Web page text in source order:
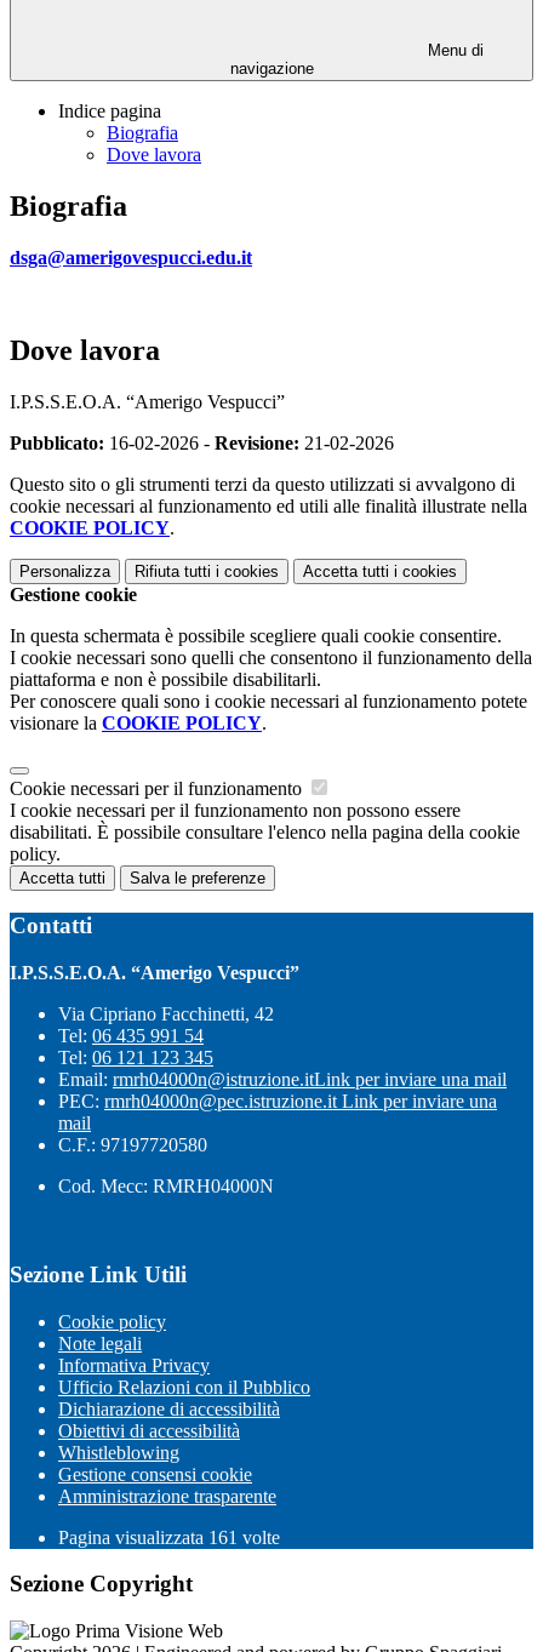
Menu di
navigazione
Indice pagina
Biografia
Dove lavora
Biografia
dsga@amerigovespucci.edu.it
Dove lavora
I.P.S.S.E.O.A. “Amerigo Vespucci”
Pubblicato: 16-02-2026 - Revisione: 21-02-2026
Questo sito o gli strumenti terzi da questo utilizzati si avvalgono di
cookie necessari al funzionamento ed utili alle finalità illustrate nella
COOKIE POLICY.
Personalizza Rifiuta tutti i cookies Accetta tutti i cookies
Gestione cookie
In questa schermata è possibile scegliere quali cookie consentire.
I cookie necessari sono quelli che consentono il funzionamento della
piattaforma e non è possibile disabilitarli.
Per conoscere quali sono i cookie necessari al funzionamento potete
visionare la COOKIE POLICY.
Cookie necessari per il funzionamento
I cookie necessari per il funzionamento non possono essere
disabilitati. È possibile consultare l'elenco nella pagina della cookie
policy.
Accetta tutti Salva le preferenze
Contatti
I.P.S.S.E.O.A. “Amerigo Vespucci”
Via Cipriano Facchinetti, 42
Tel: 06 435 991 54
Tel: 06 121 123 345
Email: rmrh04000n@istruzione.itLink per inviare una mail
PEC: rmrh04000n@pec.istruzione.it Link per inviare una
mail
C.F.: 97197720580
Cod. Mecc: RMRH04000N
Sezione Link Utili
Cookie policy
Note legali
Informativa Privacy
Ufficio Relazioni con il Pubblico
Dichiarazione di accessibilità
Obiettivi di accessibilità
Whistleblowing
Gestione consensi cookie
Amministrazione trasparente
Pagina visualizzata 161 volte
Sezione Copyright